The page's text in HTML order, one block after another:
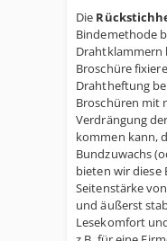
Die
Bindemethode
Drahtklammern
Broschüre
Drahtheftung
Broschüren mit
Verdrängung
kommen kann,
Bundzuwachs
bieten wir diese
Seitenstärke
und äußerst
Lesekomfort